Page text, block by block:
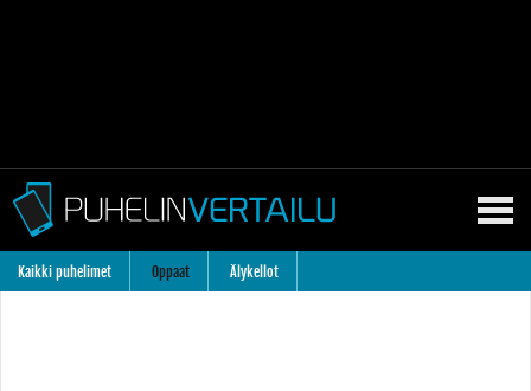
Kaikki puhelimet Oppaat Älykellot